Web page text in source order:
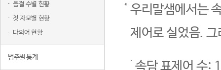
음절 수별 현황
첫 자모별 현황
다의어 현황
범주별 통계
우리말샘에서는
제어로 실었음.
속담 표제어 수: